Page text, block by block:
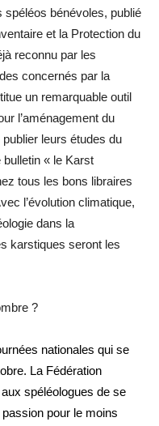
bénévoles, publié
et la Protection du
reconnu par les
concernés par la
un remarquable outil
l’aménagement du
leurs études du
« le Karst
tous les bons libraires
l’évolution climatique,
dans la
karstiques seront les
?
nationales qui se
La Fédération
spéléologues de se
pour le moins